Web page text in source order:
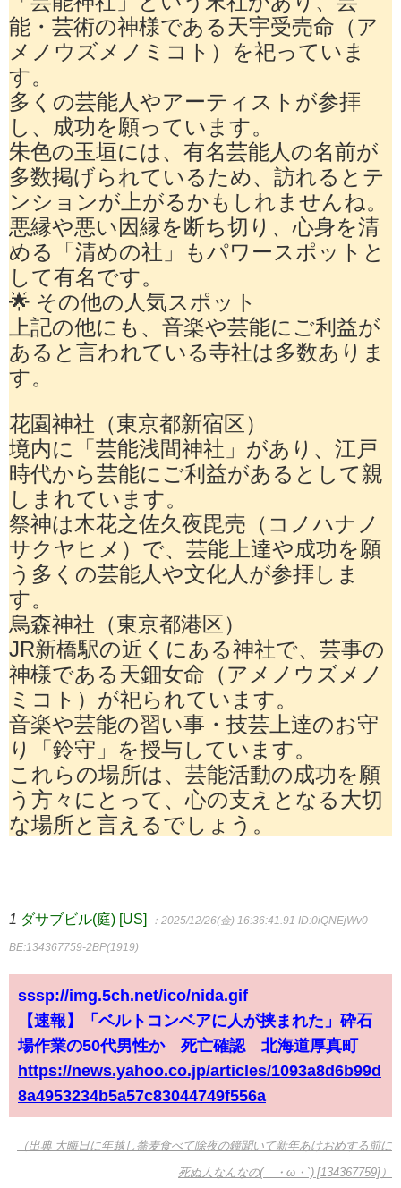
能・芸術の神様である天宇受売命（ア
メノウズメノミコト）を祀っていま
す。
多くの芸能人やアーティストが参拝
し、成功を願っています。
朱色の玉垣には、有名芸能人の名前が
多数掲げられているため、訪れるとテ
ンションが上がるかもしれませんね。
悪縁や悪い因縁を断ち切り、心身を清
める「清めの社」もパワースポットと
して有名です。
🌟 その他の人気スポット
上記の他にも、音楽や芸能にご利益が
あると言われている寺社は多数ありま
す。
花園神社（東京都新宿区）
境内に「芸能浅間神社」があり、江戸
時代から芸能にご利益があるとして親
しまれています。
祭神は木花之佐久夜毘売（コノハナノ
サクヤヒメ）で、芸能上達や成功を願
う多くの芸能人や文化人が参拝しま
す。
烏森神社（東京都港区）
JR新橋駅の近くにある神社で、芸事の
神様である天鈿女命（アメノウズメノ
ミコト）が祀られています。
音楽や芸能の習い事・技芸上達のお守
り「鈴守」を授与しています。
これらの場所は、芸能活動の成功を願
う方々にとって、心の支えとなる大切
な場所と言えるでしょう。
1 ダサブビル(庭) [US] ：2025/12/26(金) 16:36:41.91 ID:0iQNEjWv0
BE:134367759-2BP(1919)
sssp://img.5ch.net/ico/nida.gif
【速報】「ベルトコンベアに人が挟まれた」砕石
場作業の50代男性か 死亡確認 北海道厚真町
https://news.yahoo.co.jp/articles/1093a8d6b99d
8a4953234b5a57c83044749f556a
（出典 大晦日に年越し蕎麦食べて除夜の鐘聞いて新年あけおめする前に
死ぬ人なんなの(´・ω・`) [134367759]）